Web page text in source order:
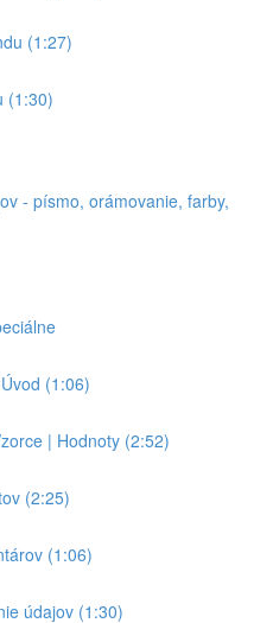
(1:27)
(1:30)
- písmo, orámovanie, farby,
(1:06)
| Hodnoty (2:52)
(2:25)
(1:06)
údajov (1:30)